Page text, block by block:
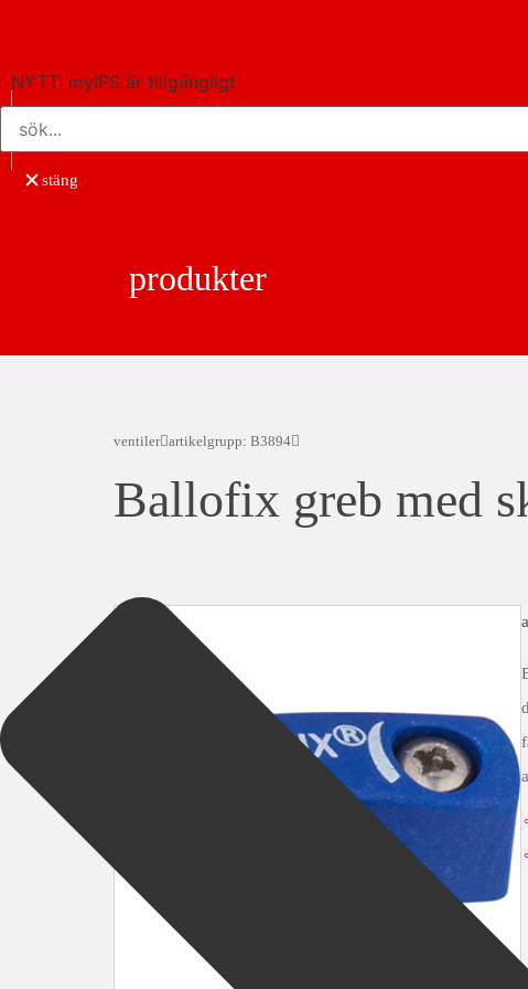
NYTT: myIPS är tillgängligt
mer info
stäng
produkter
ventiler artikelgrupp: B3894
Ballofix greb med